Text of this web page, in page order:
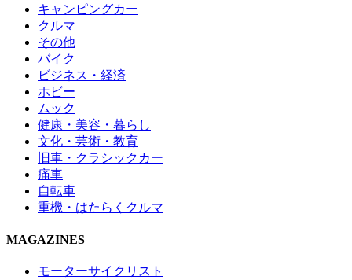
キャンピングカー
クルマ
その他
バイク
ビジネス・経済
ホビー
ムック
健康・美容・暮らし
文化・芸術・教育
旧車・クラシックカー
痛車
自転車
重機・はたらくクルマ
MAGAZINES
モーターサイクリスト